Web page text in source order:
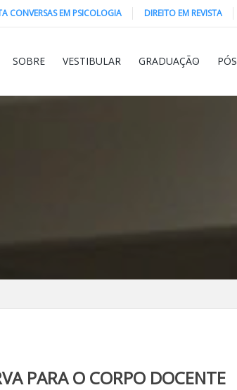
CONVERSAS EM PSICOLOGIA DIREITO EM REVISTA
SOBRE VESTIBULAR GRADUAÇÃO PÓS
PARA O CORPO DOCENTE